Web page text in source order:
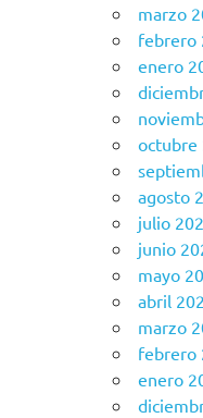
marzo
febrero
enero
octubre
agosto
julio
junio
mayo
abril
marzo
febrero
enero